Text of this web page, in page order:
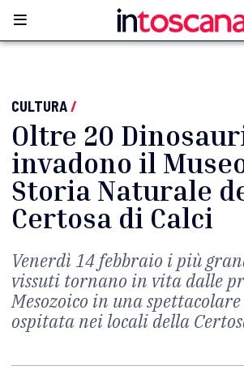
CULTURA/
Oltre 20
invadono il
Storia Naturale
Certosa di Calci
Venerdì 14 febbraio i più
vissuti tornano in vita dalle
Mesozoico in una
ospitata nei locali della